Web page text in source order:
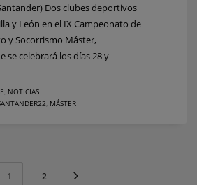
Dos clubes deportivos
y León en el IX Campeonato de
y Socorrismo Máster,
se celebrará los días 28 y
NOTICIAS
MÁSTER
1 2